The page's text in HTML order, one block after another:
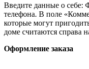
Введите данные о себе:
телефона. В поле
которые могут
доме считаются справа
Оформление заказа